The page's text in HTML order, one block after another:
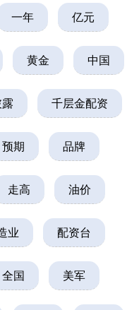
一年 亿元
黄金 中国
千层金配资
预期 品牌
走高 油价
业 配资台
全国 美军